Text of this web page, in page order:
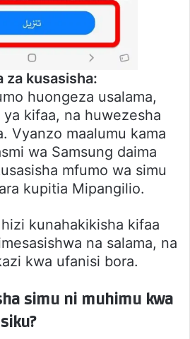
za kusasisha:
huongeza usalama,
kifaa, na huwezesha
Vyanzo maalumu kama
wa Samsung daima
mfumo wa simu
kupitia Mipangilio.
kunahakikisha kifaa
na salama, na
kwa ufanisi bora.
simu ni muhimu kwa